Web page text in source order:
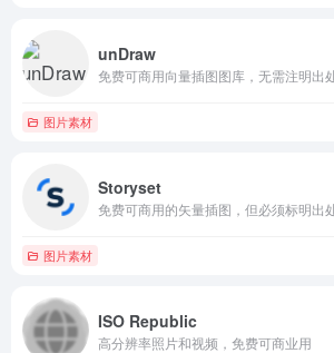
unDraw
图片素材
Storyset
图片素材
ISO Republic
高分辨率照片和视频，免费可商业用